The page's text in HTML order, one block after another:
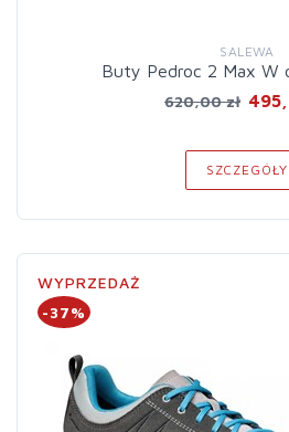
SALEWA
Buty Pedroc 2 Max W
620,00 zł
SZCZEGÓŁY
WYPRZEDAŻ
-37%